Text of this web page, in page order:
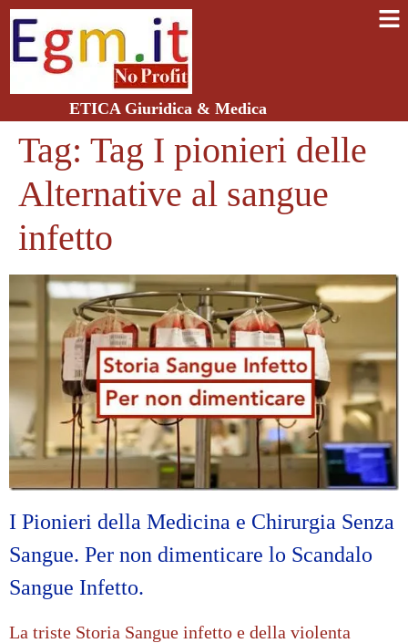
ETICA Giuridica & Medica
Tag: Tag I pionieri delle
Alternative al sangue
infetto
I Pionieri della Medicina e Chirurgia Senza
Sangue. Per non dimenticare lo Scandalo
Sangue Infetto.
La triste Storia Sangue infetto e della violenta